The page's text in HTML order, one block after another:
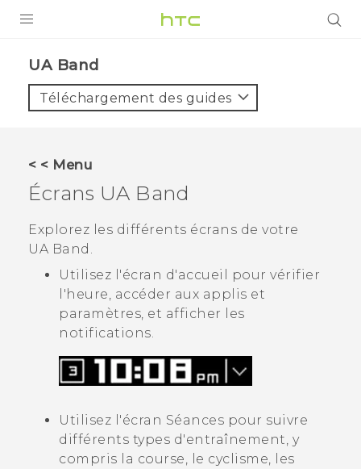
VIVE
VIVERSE
SUPPORT
Appareils HTC & Accessoires
Achat & Règlement Questions
UA Band‎
Téléchargement des guides
< < Menu
Écrans UA Band
Explorez les différents écrans de votre
UA Band .
Utilisez l'écran d'accueil
pour vérifier
l'heure, accéder aux applis et
paramètres, et afficher les
notifications.
Utilisez l'écran Séances pour suivre
différents types d'entraînement, y
compris la course, le cyclisme, les